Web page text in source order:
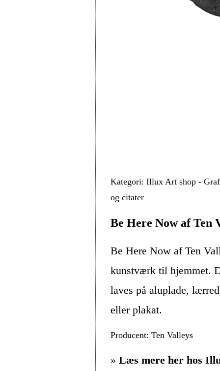
Kategori: Illux Art shop -
og citater
Be Here Now af Ten
Be Here Now af Ten
kunstværk til hjemmet.
laves på aluplade,
eller plakat.
Producent: Ten Valleys
» Læs mere her hos